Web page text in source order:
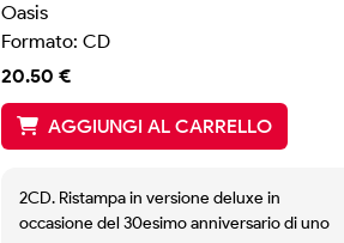
Oasis
Formato: CD
20.50 €
AGGIUNGI AL CARRELLO
2CD. Ristampa in versione deluxe in
occasione del 30esimo anniversario di uno